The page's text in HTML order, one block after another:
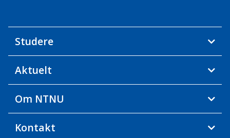
Studere
Aktuelt
Om NTNU
Kontakt